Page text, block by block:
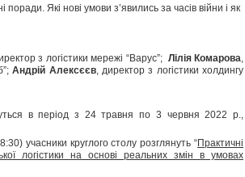
поради. Які нові умови з’явились за часів війни і як
з логістики мережі “Варус”; Лілія Комарова,
Андрій Алексєєв, директор з логістики холдингу
в період з 24 травня по 3 червня 2022 р.,
учасники круглого столу розглянуть “Практичні
логістики на основі реальних змін в умовах